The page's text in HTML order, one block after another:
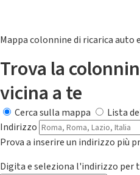
Mappa colonnine di ricarica auto
Trova la
vicina a te
Cerca sulla mappa
Lista
Indirizzo
Prova a inserire un indirizzo più
Digita e seleziona l'indirizzo per